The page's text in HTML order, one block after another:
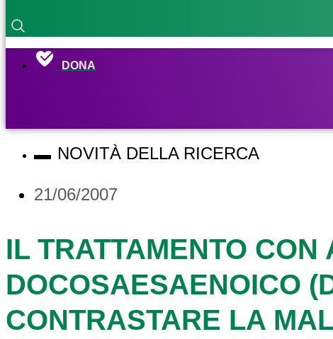
DONA
NOVITÀ DELLA RICERCA
21/06/2007
IL TRATTAMENTO CON
DOCOSAESAENOICO
CONTRASTARE LA